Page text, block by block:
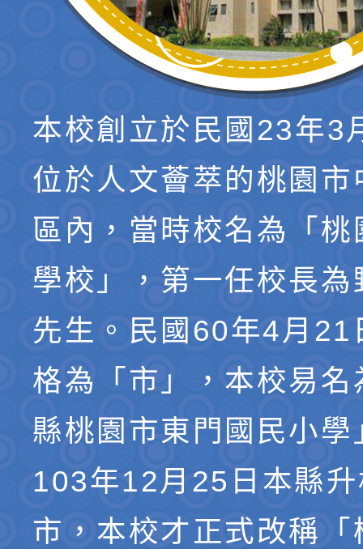
本校創立於民國23年3
位於人文薈萃的桃園市
區內，當時校名為「桃
學校」，第一任校長為
先生。民國60年4月21
格為「市」，本校易名
縣桃園市東門國民小學
103年12月25日本縣
市，本校才正式改稱「